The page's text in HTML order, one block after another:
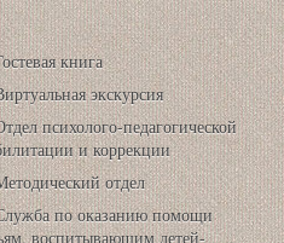
книга
экскурсия
психолого-педагогической
и коррекции
отдел
по оказанию помощи
воспитывающим детей-